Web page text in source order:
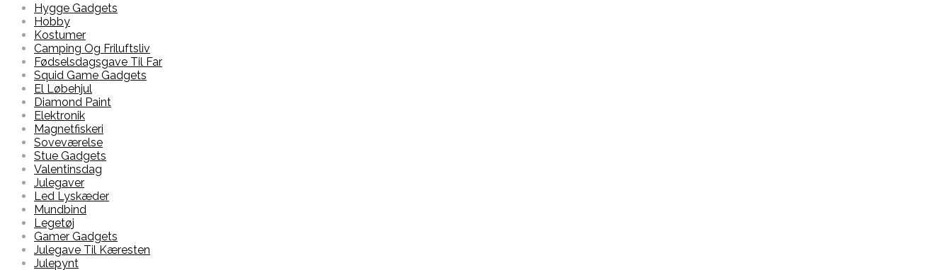
Hygge Gadgets
Hobby
Kostumer
Camping Og Friluftsliv
Fødselsdagsgave Til Far
Squid Game Gadgets
El Løbehjul
Diamond Paint
Elektronik
Magnetfiskeri
Soveværelse
Stue Gadgets
Valentinsdag
Julegaver
Led Lyskæder
Mundbind
Legetøj
Gamer Gadgets
Julegave Til Kæresten
Julepynt